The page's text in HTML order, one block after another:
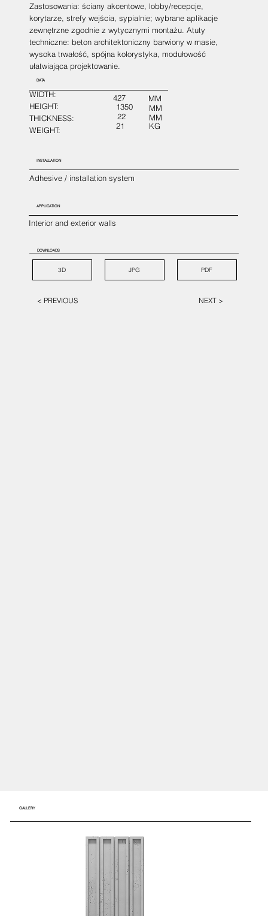
Zastosowania: ściany akcentowe, lobby/recepcje,
korytarze, strefy wejścia, sypialnie; wybrane aplikacje
zewnętrzne zgodnie z wytycznymi montażu. Atuty
techniczne: beton architektoniczny barwiony w masie,
wysoka trwałość, spójna kolorystyka, modułowość
ułatwiająca projektowanie.
DATA
WIDTH:
HEIGHT:
THICKNESS:
WEIGHT:
1350
427
22
21
MM
MM
MM
KG
Adhesive / installation system
INSTALLATION
Interior and exterior walls
APPLICATION
DOWNLOADS
3D JPG PDF
< PREVIOUS NEXT >
GALLERY